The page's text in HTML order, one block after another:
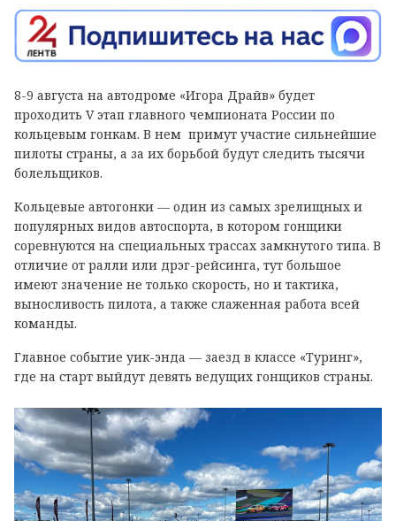
8-9 августа на автодроме «Игора Драйв» будет
проходить V этап главного чемпионата России по
кольцевым гонкам. В нем примут участие сильнейшие
пилоты страны, а за их борьбой будут следить тысячи
болельщиков.
Кольцевые автогонки — один из самых зрелищных и
популярных видов автоспорта, в котором гонщики
соревнуются на специальных трассах замкнутого типа. В
отличие от ралли или дрэг-рейсинга, тут большое
имеют значение не только скорость, но и тактика,
выносливость пилота, а также слаженная работа всей
команды.
Главное событие уик-энда — заезд в классе «Туринг»,
где на старт выйдут девять ведущих гонщиков страны.